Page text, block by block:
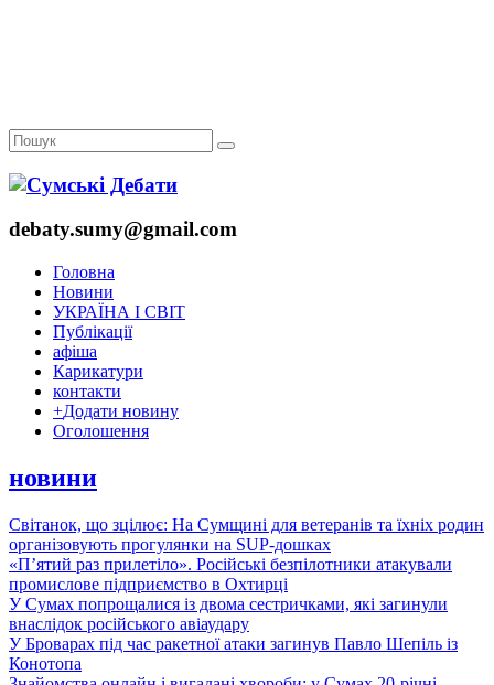
debaty.sumy@gmail.com
Головна
Новини
УКРАЇНА І СВІТ
Публікації
афіша
Карикатури
контакти
+Додати новину
Оголошення
новини
Світанок, що зцілює: На Сумщині для ветеранів та їхніх родин
організовують прогулянки на SUP-дошках
«П’ятий раз прилетіло». Російські безпілотники атакували
промислове підприємство в Охтирці
У Сумах попрощалися із двома сестричками, які загинули
внаслідок російського авіаудару
У Броварах під час ракетної атаки загинув Павло Шепіль із
Конотопа